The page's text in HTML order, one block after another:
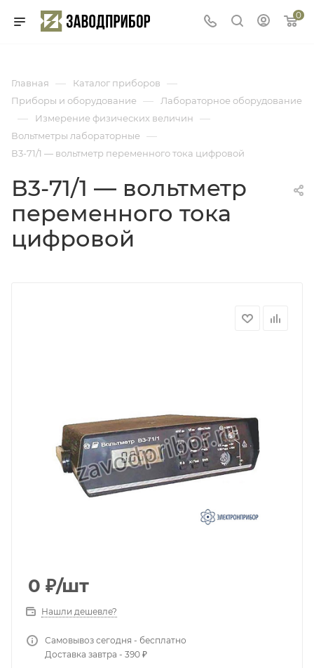
0
Главная — Каталог приборов —
Приборы и оборудование — Лабораторное оборудование
— Измерение физических величин —
Вольтметры лабораторные —
В3-71/1 — вольтметр переменного тока цифровой
В3-71/1 — вольтметр
переменного тока
цифровой
0 ₽/шт
Нашли дешевле?
Самовывоз сегодня - бесплатно
Доставка завтра - 390 ₽